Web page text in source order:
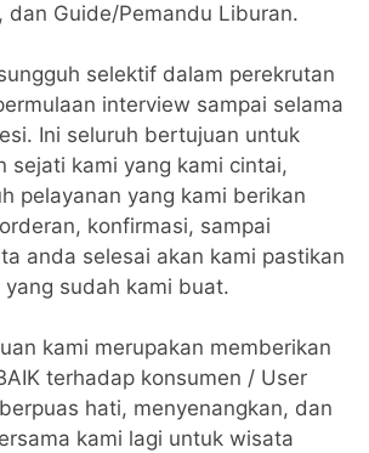
dan Guide/Pemandu Liburan.
selektif dalam perekrutan
interview sampai selama
Ini seluruh bertujuan untuk
sejati kami yang kami cintai,
pelayanan yang kami berikan
konfirmasi, sampai
anda selesai akan kami pastikan
sudah kami buat.
kami merupakan memberikan
terhadap konsumen / User
hati, menyenangkan, dan
kami lagi untuk wisata